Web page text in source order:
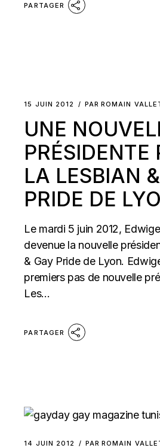
PARTAGER
15 JUIN 2012 PAR ROMAIN
UNE
PRÉSIDENTE
LA LESBIAN
PRIDE DE
Le mardi 5 juin 2012,
devenue la nouvelle
& Gay Pride de Lyon.
premiers pas de nouvelle
Les...
PARTAGER
14 JUIN 2012 PAR ROMAIN